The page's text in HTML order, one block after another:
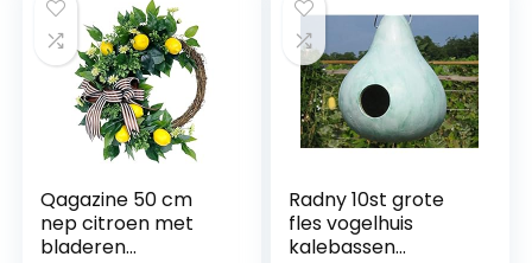
Qagazine 50 cm
nep citroen met
bladeren
Radny 10st grote
fles vogelhuis
kalebassen